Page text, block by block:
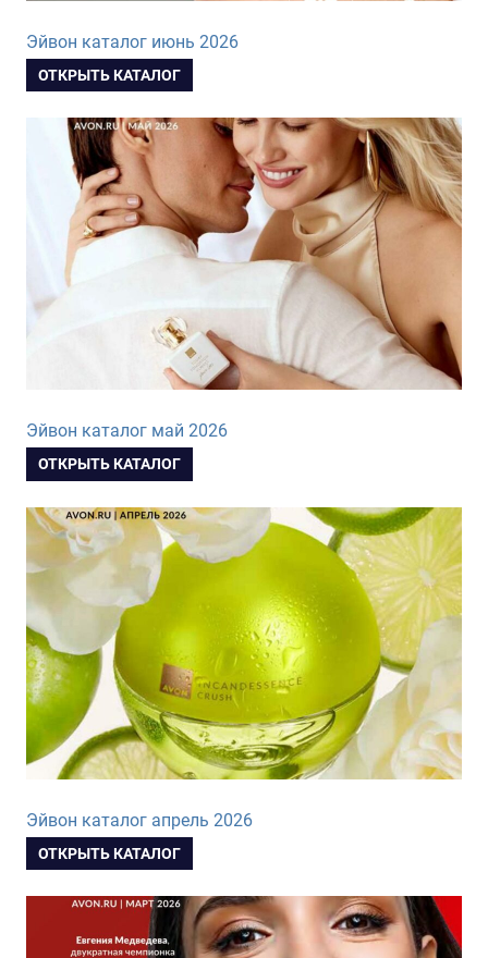
Эйвон каталог июнь 2026
ОТКРЫТЬ КАТАЛОГ
Эйвон каталог май 2026
ОТКРЫТЬ КАТАЛОГ
Эйвон каталог апрель 2026
ОТКРЫТЬ КАТАЛОГ